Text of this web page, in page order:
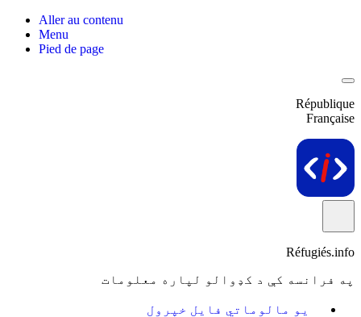
Aller au contenu
Menu
Pied de page
République
Française
Réfugiés.info
په فرانسه کې د کډوالو لپاره معلومات
یو مالوماتي فایل خپرول